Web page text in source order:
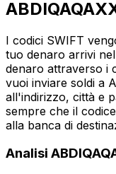
I codici SWIFT
tuo denaro arrivi
denaro attraverso i
vuoi inviare soldi a
all'indirizzo, città e
sempre che il
alla banca di
Analisi